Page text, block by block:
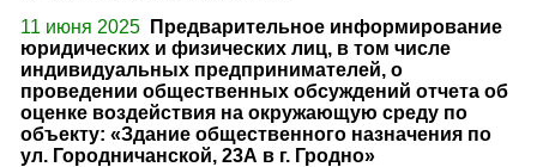
11 июня 2025
Предварительное информирование
юридических и физических лиц, в том числе
индивидуальных предпринимателей, о
проведении общественных обсуждений отчета об
оценке воздействия на окружающую среду по
объекту: «Здание общественного назначения по
ул. Городничанской, 23А в г. Гродно»